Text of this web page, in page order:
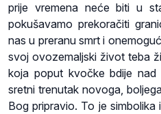
prije vremena neće biti u
pokušavamo prekoračiti
nas u preranu smrt i
svoj ovozemaljski život teba
koja poput kvočke bdije
sretni trenutak novoga,
Bog pripravio. To je simbolika